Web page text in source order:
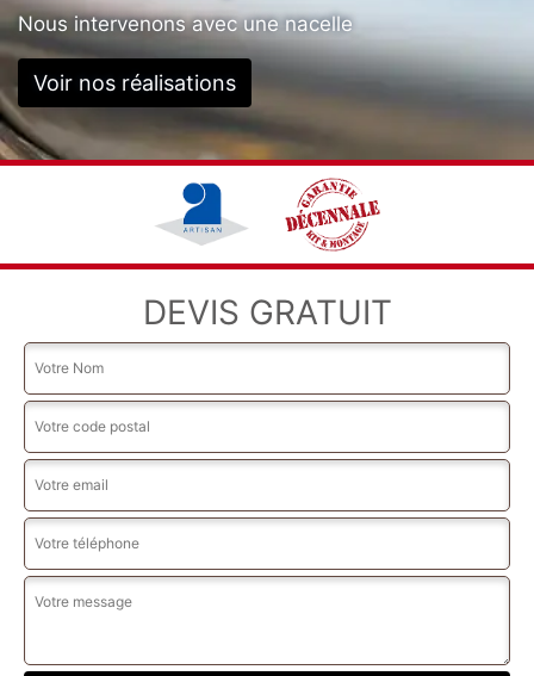
Nous intervenons avec une nacelle
Voir nos réalisations
DEVIS GRATUIT